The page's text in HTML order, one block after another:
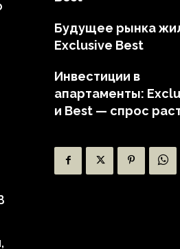
Будущее рынка
Exclusive Best
Инвестиции в
апартаменты:
и Best — спрос